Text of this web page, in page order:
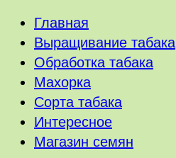
Главная
Выращивание табака
Обработка табака
Махорка
Сорта табака
Интересное
Магазин семян